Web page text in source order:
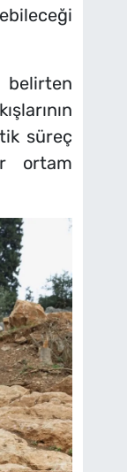
belirten
süreç
ortam